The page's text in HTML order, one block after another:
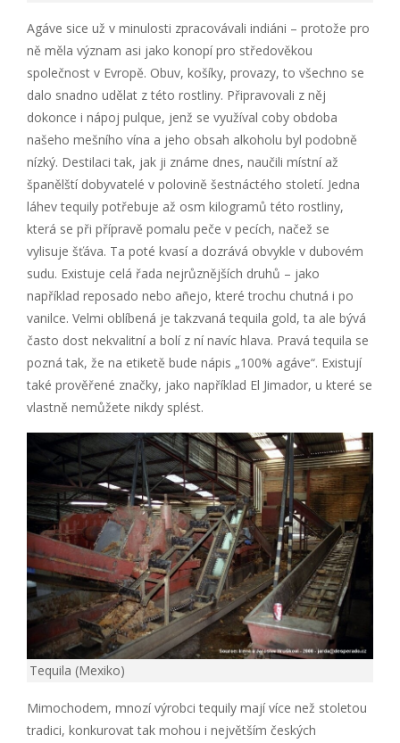
Agáve sice už v minulosti zpracovávali indiáni – protože pro
ně měla význam asi jako konopí pro středověkou
společnost v Evropě. Obuv, košíky, provazy, to všechno se
dalo snadno udělat z této rostliny. Připravovali z něj
dokonce i nápoj pulque, jenž se využíval coby obdoba
našeho mešního vína a jeho obsah alkoholu byl podobně
nízký. Destilaci tak, jak ji známe dnes, naučili místní až
španělští dobyvatelé v polovině šestnáctého století. Jedna
láhev tequily potřebuje až osm kilogramů této rostliny,
která se při přípravě pomalu peče v pecích, načež se
vylisuje šťáva. Ta poté kvasí a dozrává obvykle v dubovém
sudu. Existuje celá řada nejrůznějších druhů – jako
například reposado nebo añejo, které trochu chutná i po
vanilce. Velmi oblíbená je takzvaná tequila gold, ta ale bývá
často dost nekvalitní a bolí z ní navíc hlava. Pravá tequila se
pozná tak, že na etiketě bude nápis „100% agáve“. Existují
také prověřené značky, jako například El Jimador, u které se
vlastně nemůžete nikdy splést.
Tequila (Mexiko)
Mimochodem, mnozí výrobci tequily mají více než stoletou
tradici, konkurovat tak mohou i největším českých